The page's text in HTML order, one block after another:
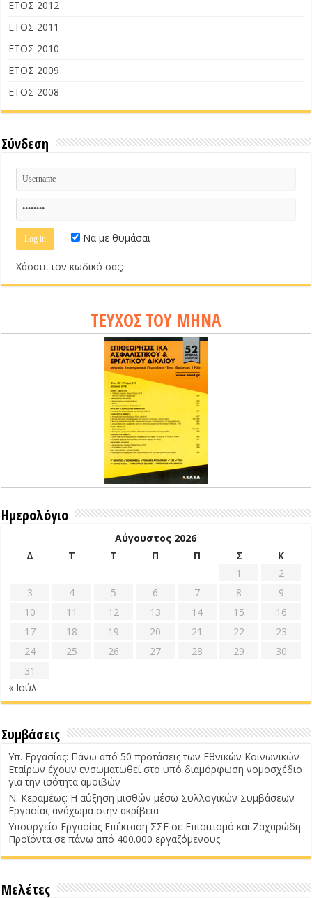
ΕΤΟΣ 2012
ΕΤΟΣ 2011
ΕΤΟΣ 2010
ΕΤΟΣ 2009
ΕΤΟΣ 2008
Σύνδεση
Να με θυμάσαι
Χάσατε τον κωδικό σας;
ΤΕΥΧΟΣ ΤΟΥ ΜΗΝΑ
Ημερολόγιο
Αύγουστος 2026
Δ
Τ Τ Π Π Σ
Κ
1
2
3
4 5 6 7 8
9
10
11 12 13 14 15
16
17
18 19 20 21 22
23
24
25 26 27 28 29
30
31
« Ιούλ
Συμβάσεις
Υπ. Εργασίας: Πάνω από 50 προτάσεις των Εθνικών Κοινωνικών
Εταίρων έχουν ενσωματωθεί στο υπό διαμόρφωση νομοσχέδιο
για την ισότητα αμοιβών
Ν. Κεραμέως: Η αύξηση μισθών μέσω Συλλογικών Συμβάσεων
Εργασίας ανάχωμα στην ακρίβεια
Υπουργείο Εργασίας Επέκταση ΣΣΕ σε Επισιτισμό και Ζαχαρώδη
Προϊόντα σε πάνω από 400.000 εργαζόμενους
Μελέτες